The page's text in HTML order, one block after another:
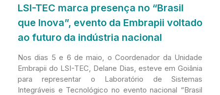
LSI-TEC marca presença no “Brasil
que Inova”, evento da Embrapii voltado
ao futuro da indústria nacional
Nos dias 5 e 6 de maio, o Coordenador da Unidade
Embrapii do LSI-TEC, Delane Dias, esteve em Goiânia
para representar o Laboratório de Sistemas
Integráveis e Tecnológico no evento nacional “Brasil